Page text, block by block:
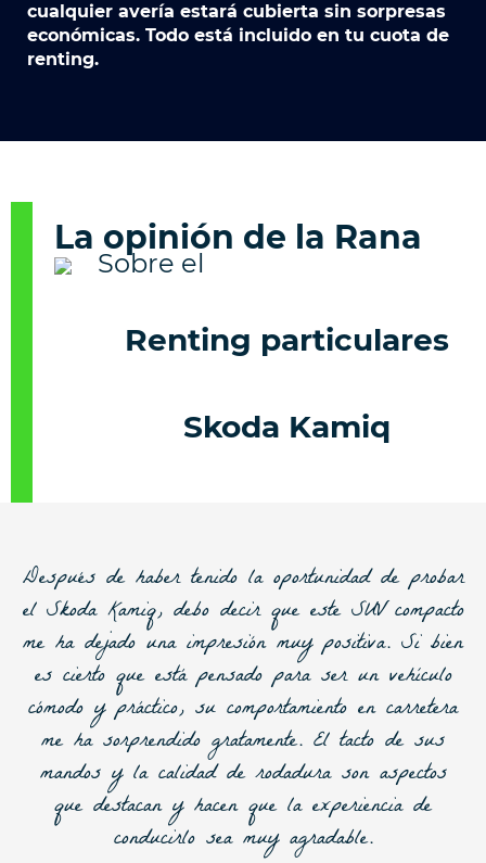
cualquier avería estará cubierta sin sorpresas
económicas. Todo está incluido en tu cuota de
renting.
La opinión de la Rana
Renting particulares
Skoda Kamiq
Después de haber tenido la oportunidad de probar
el Skoda Kamiq, debo decir que este SUV compacto
me ha dejado una impresión muy positiva. Si bien
es cierto que está pensado para ser un vehículo
cómodo y práctico, su comportamiento en carretera
me ha sorprendido gratamente. El tacto de sus
mandos y la calidad de rodadura son aspectos
que destacan y hacen que la experiencia de
conducirlo sea muy agradable.